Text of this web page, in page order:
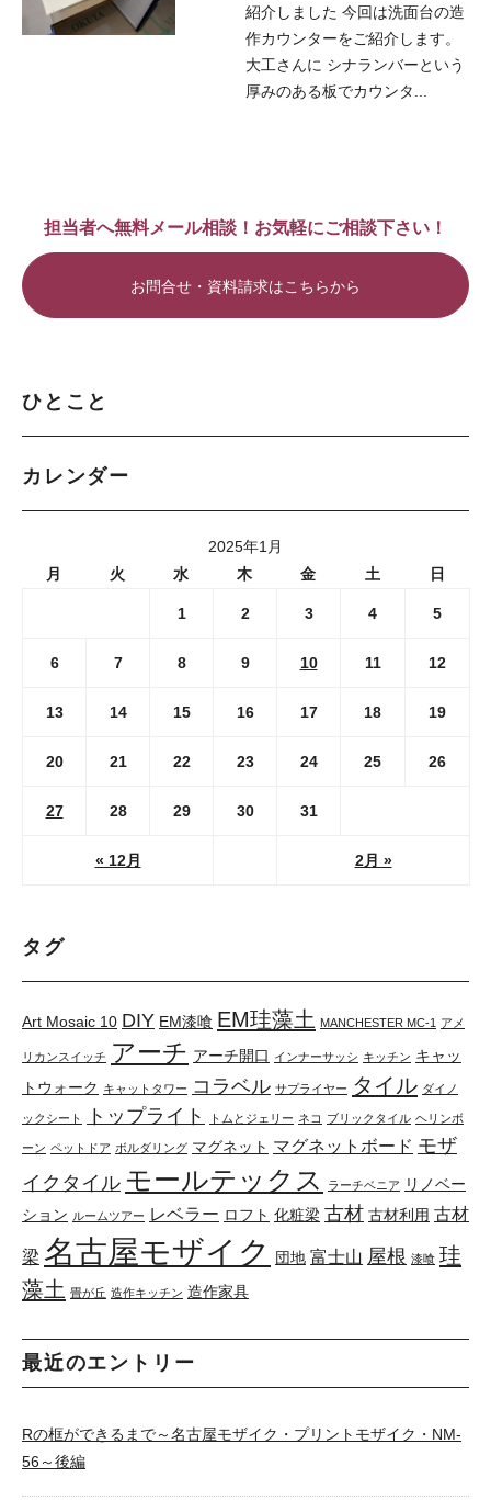
紹介しました 今回は洗面台の造
作カウンターをご紹介します。
大工さんに シナランバーという
厚みのある板でカウンタ...
担当者へ無料メール相談！お気軽にご相談下さい！
お問合せ・資料請求はこちらから
ひとこと
カレンダー
2025年1月
月
火 水 木 金 土 日
« 12月 2月 »
1 2 3 4 5
6 7 8 9 10 11 12
13 14 15 16 17 18 19
20 21 22 23 24 25 26
27 28 29 30 31
タグ
Art Mosaic 10 DIY EM漆喰 EM珪藻土 MANCHESTER MC-1 アメ
リカンスイッチ アーチ アーチ開口 インナーサッシ キッチン キャッ
トウォーク キャットタワー コラベル サプライヤー タイル ダイノ
ックシート トップライト トムとジェリー ネコ ブリックタイル ヘリンボ
ーン ペットドア ボルダリング マグネット マグネットボード モザ
イクタイル モールテックス ラーチベニア
リノベー
ション ルームツアー レベラー ロフト 化粧梁 古材 古材利用 古材
梁 名古屋モザイク 団地 富士山 屋根 漆喰 珪
藻土 畳が丘 造作キッチン 造作家具
最近のエントリー
Rの框ができるまで～名古屋モザイク・プリントモザイク・NM-
56～後編